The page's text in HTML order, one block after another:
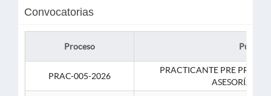
Convocatorias
Proceso Puesto
PRAC-005-2026
PRACTICANTE PRE
ASESORÍA